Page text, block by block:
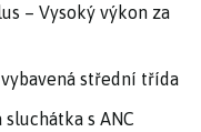
– Vysoký výkon za
vybavená střední třída
s ANC